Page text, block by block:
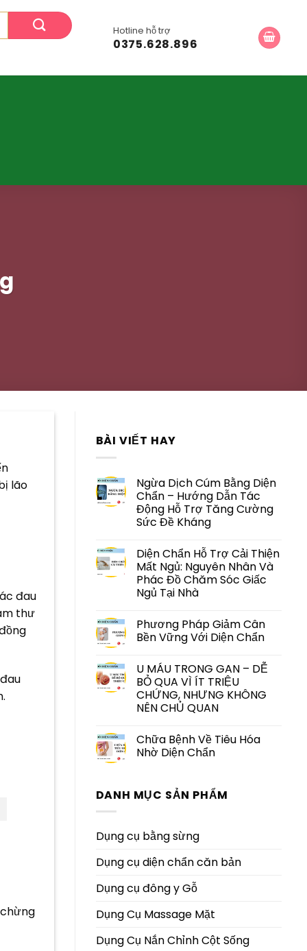
Hotline hỗ trợ
0375.628.896
lão
đau
thư
BÀI VIẾT HAY
Ngừa Dịch Cúm Bằng Diện
Chẩn – Hướng Dẫn Tác
Động Hỗ Trợ Tăng Cường
Sức Đề Kháng
Diện Chẩn Hỗ Trợ Cải Thiện
Mất Ngủ: Nguyên Nhân Và
Phác Đồ Chăm Sóc Giấc
Ngủ Tại Nhà
Phương Pháp Giảm Cân
Bền Vững Với Diện Chẩn
U MÁU TRONG GAN – DỄ
BỎ QUA VÌ ÍT TRIỆU
CHỨNG, NHƯNG KHÔNG
NÊN CHỦ QUAN
Chữa Bệnh Về Tiêu Hóa
Nhờ Diện Chẩn
DANH MỤC SẢN PHẨM
Dụng cụ bằng sừng
Dụng cụ diện chẩn căn bản
Dụng cụ đông y Gỗ
Dụng Cụ Massage Mặt
Dụng Cụ Nắn Chỉnh Cột Sống